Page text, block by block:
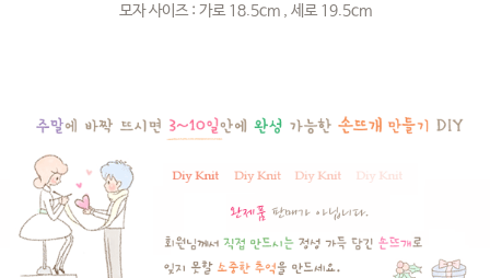
모자 사이즈 : 가로 18.5cm , 세로 19.5cm